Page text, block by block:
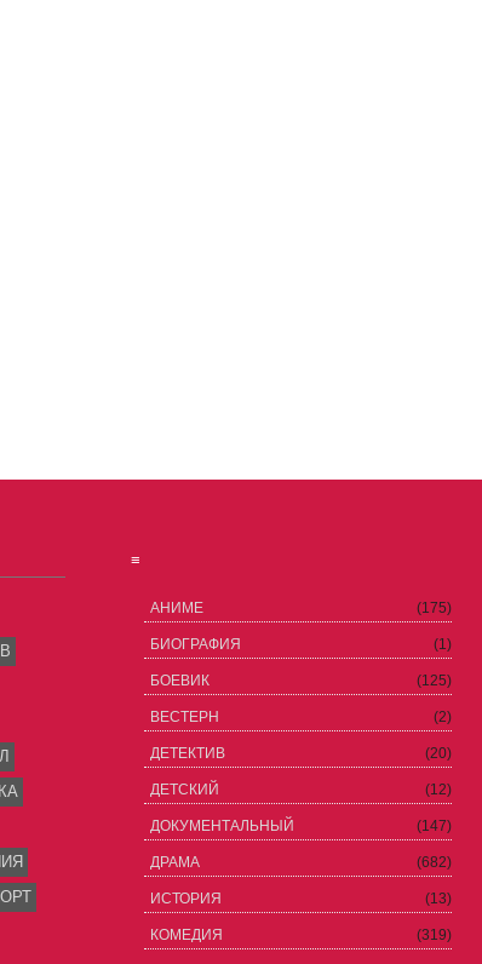
≡
АНИМЕ (175)
БИОГРАФИЯ (1)
БОЕВИК (125)
ВЕСТЕРН (2)
ДЕТЕКТИВ (20)
ДЕТСКИЙ (12)
ДОКУМЕНТАЛЬНЫЙ (147)
ДРАМА (682)
ИСТОРИЯ (13)
КОМЕДИЯ (319)